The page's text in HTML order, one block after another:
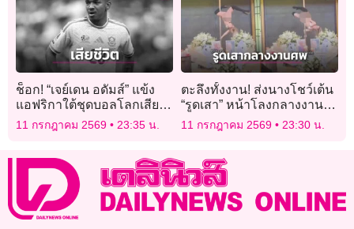
ช็อก! “เจย์เดน อดัมส์” แข้ง
แอฟริกาใต้ชุดบอลโลกเสีย
ชีวิต
11 กรกฎาคม 2569 23:35 น.
ตะลึงทั้งงาน! ส่งนางโชว์เต้น
“รูดเสา” หน้าโลงกลางงาน
พิธีศพเจ้าของบาร์เก่าย่าน
“โคมแดง”
11 กรกฎาคม 2569 23:30 น.